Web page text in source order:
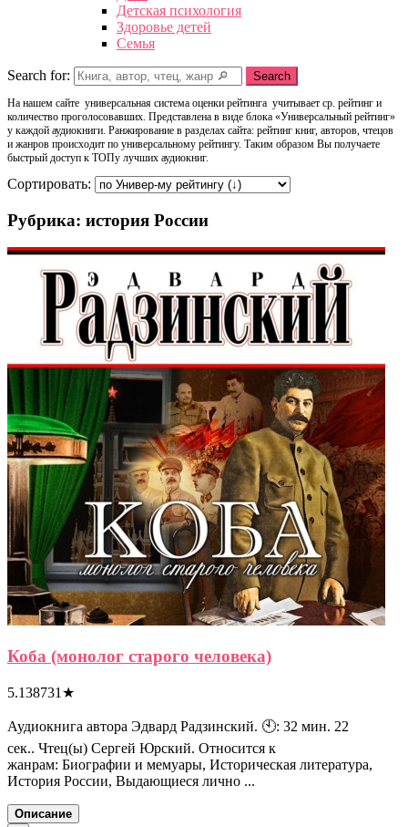
Детская психология
Здоровье детей
Семья
Search for: Search
На нашем сайте универсальная система оценки рейтинга учитывает ср. рейтинг и
количество проголосовавших. Представлена в виде блока «Универсальный рейтинг»
у каждой аудиокниги. Ранжирование в разделах сайта: рейтинг книг, авторов, чтецов
и жанров происходит по универсальному рейтингу. Таким образом Вы получаете
быстрый доступ к ТОПу лучших аудиокниг.
Сортировать:
Рубрика: история России
Коба (монолог старого человека)
5.138731 ★
Аудиокнига автора Эдвард Радзинский. 🕙: 32 мин. 22
сек.. Чтец(ы) Сергей Юрский. Относится к
жанрам: Биографии и мемуары, Историческая литература,
История России, Выдающиеся лично ...
Описание